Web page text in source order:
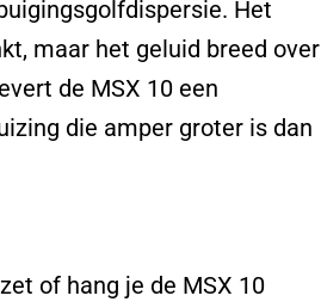
Het
maar het geluid breed over
de MSX 10 een
die amper groter is dan
of hang je de MSX 10